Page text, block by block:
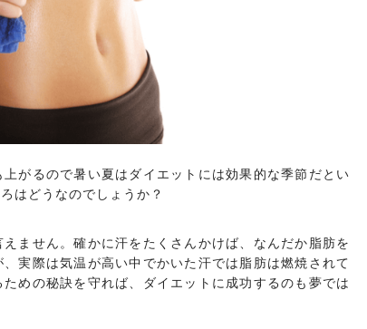
がるので暑い夏はダイエットには効果的な季節だとい
はどうなのでしょうか？
ません。確かに汗をたくさんかけば、なんだか脂肪を
実際は気温が高い中でかいた汗では脂肪は燃焼されて
めの秘訣を守れば、ダイエットに成功するのも夢では